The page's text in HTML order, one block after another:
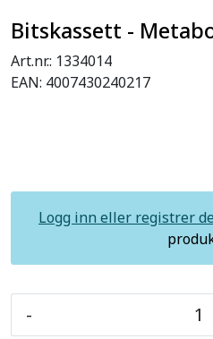
Bitskassett -
Art.nr.: 1334014
EAN: 4007430240217
Logg inn eller registrer
-